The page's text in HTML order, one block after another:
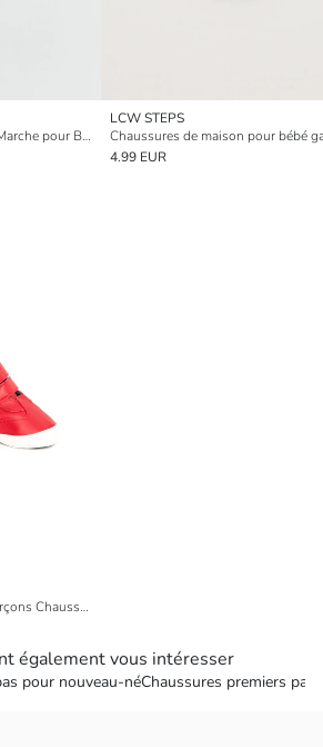
Chaussures d'Intérieur Pré-Marche pour Bébés Filles avec Détail de Nœud
LCW STEPS
4.99 EUR
Crochet et boucle Bébés Garçons Chaussures de poussette
également vous intéresser
pour nouveau-néChaussures premiers